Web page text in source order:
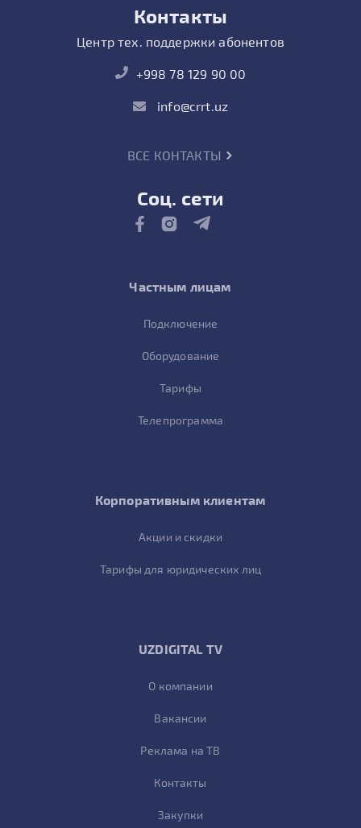
Контакты
Центр тех. поддержки абонентов
+998 78 129 90 00
info@crrt.uz
ВСЕ КОНТАКТЫ
Соц. сети
Частным лицам
Подключение
Оборудование
Тарифы
Телепрограмма
Корпоративным клиентам
Акции и скидки
Тарифы для юридических лиц
UZDIGITAL TV
О компании
Вакансии
Реклама на ТВ
Контакты
Закупки